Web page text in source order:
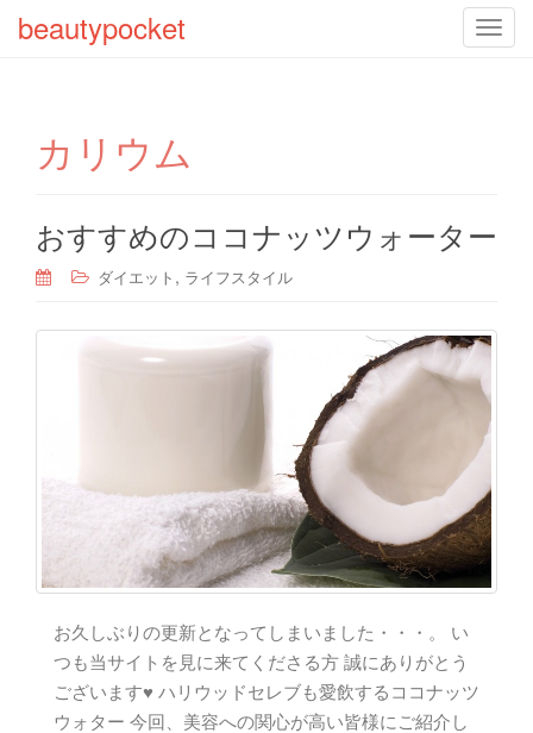
T
a
o
beautypocket
カリウム
おすすめのココナッツウォーター
ダイエット , ライフスタイル
お久しぶりの更新となってしまいました・・・。 い
つも当サイトを見に来てくださる方 誠にありがとう
ございます♥ ハリウッドセレブも愛飲するココナッツ
ウォター 今回、美容への関心が高い皆様にご紹介し